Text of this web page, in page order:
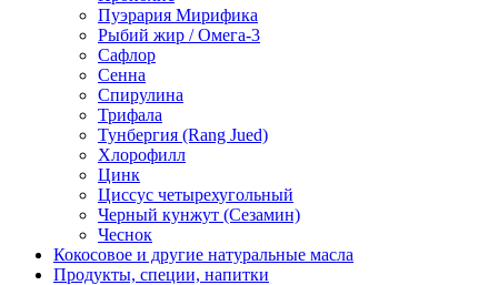
Пуэрария Мирифика
Рыбий жир / Омега-3
Сафлор
Сенна
Спирулина
Трифала
Тунбергия (Rang Jued)
Хлорофилл
Цинк
Циссус четырехугольный
Черный кунжут (Сезамин)
Чеснок
Кокосовое и другие натуральные масла
Продукты, специи, напитки